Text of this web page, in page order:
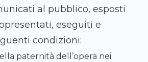
al pubblico, esposti
eseguiti e
condizioni:
paternità dell’opera nei